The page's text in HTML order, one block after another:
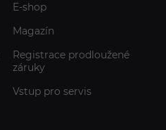
E-shop
Magazín
Registrace prodloužené
záruky
Vstup pro servis